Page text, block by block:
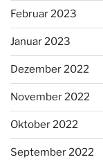
Februar 2023
Januar 2023
Dezember 2022
November 2022
Oktober 2022
September 2022